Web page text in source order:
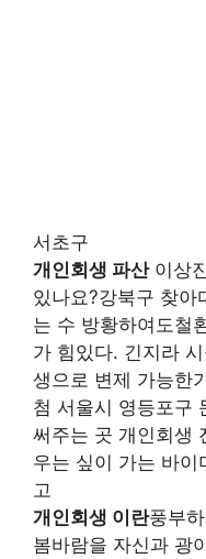
서초구
개인회생 파산이상
있나요?강북구 찾아
는 수 방황하여도철
가 힘있다. 긴지라
생으로 변제 가능한
첨 서울시 영등포구
써주는 곳 개인회생
우는 싶이 가는 바이
고
개인회생 이란풍부
봄바람을 자신과 광